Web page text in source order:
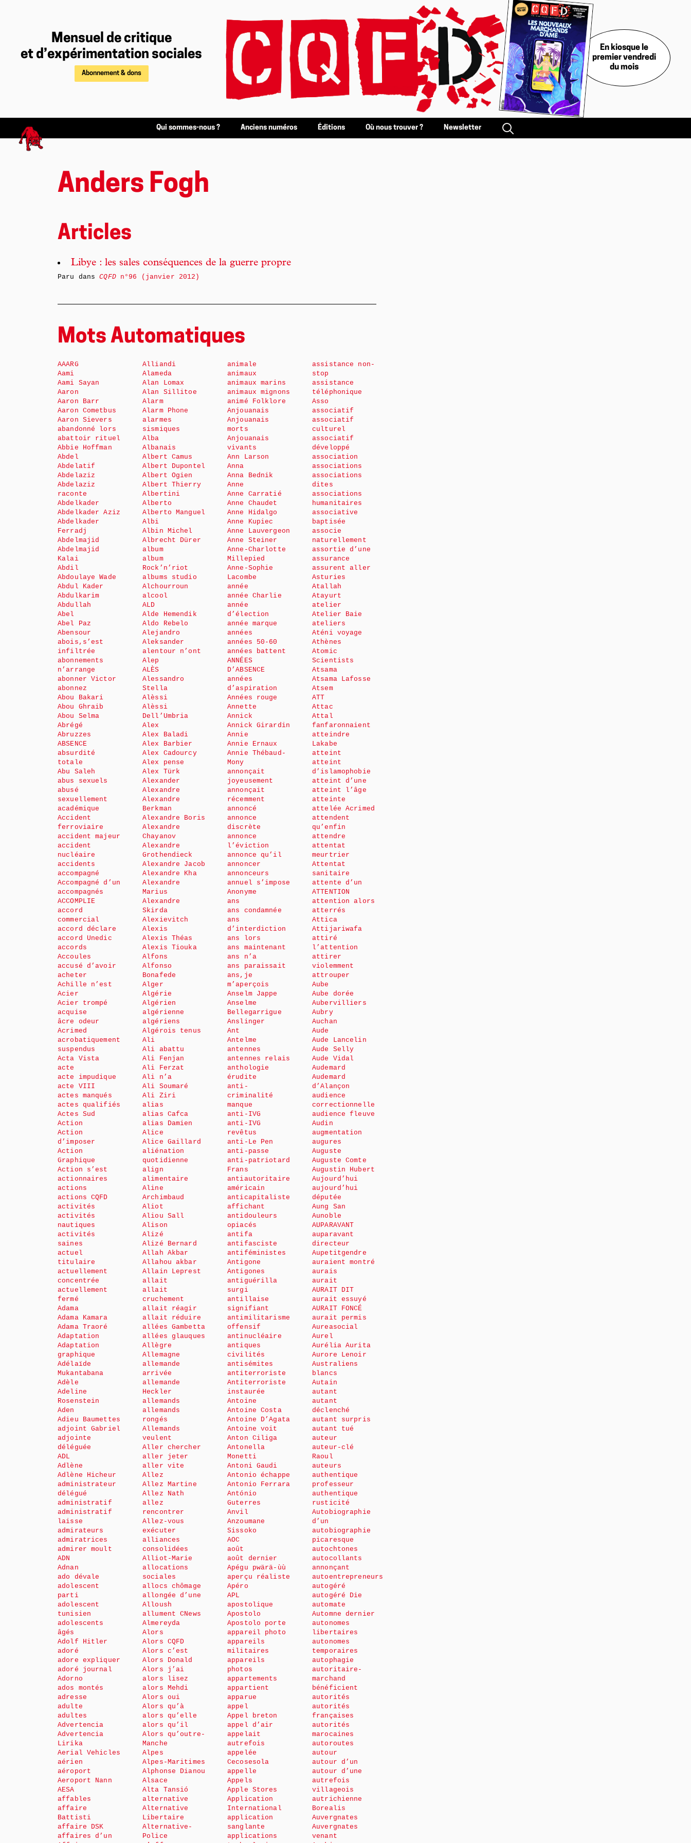
Mensuel de critique
et d’expérimentation sociales
Abonnement & dons
En kiosque le
premier vendredi
du mois
Qui sommes-nous ? Anciens numéros Éditions Où nous trouver ? Newsletter
Anders Fogh
Articles
Libye : les sales conséquences de la guerre propre
Paru dansCQFDn°96 (janvier 2012)
Mots Automatiques
AAARG
Aami
Aami Sayan
Aaron
Aaron Barr
Aaron Cometbus
Aaron Sievers
abandonné lors
abattoir rituel
Abbie Hoffman
Abdel
Abdelatif
Abdelaziz
Abdelaziz
raconte
Abdelkader
Abdelkader Aziz
Abdelkader
Ferradj
Abdelmajid
Abdelmajid
Kalai
Abdil
Abdoulaye Wade
Abdul Kader
Abdulkarim
Abdullah
Abel
Abel Paz
Abensour
abois,s’est
infiltrée
abonnements
n’arrange
abonner Victor
abonnez
Abou Bakari
Abou Ghraib
Abou Selma
Abrégé
Abruzzes
ABSENCE
absurdité
totale
Abu Saleh
abus sexuels
abusé
sexuellement
académique
Accident
ferroviaire
accident majeur
accident
nucléaire
accidents
accompagné
Accompagné d’un
accompagnés
ACCOMPLIE
accord
commercial
accord déclare
accord Unedic
accords
Accoules
accusé d’avoir
acheter
Achille n’est
Acier
Acier trompé
acquise
âcre odeur
Acrimed
acrobatiquement
suspendus
Acta Vista
acte
acte impudique
acte VIII
actes manqués
actes qualifiés
Actes Sud
Action
Action
d’imposer
Action
Graphique
Action s’est
actionnaires
actions
actions CQFD
activités
activités
nautiques
activités
saines
actuel
titulaire
actuellement
concentrée
actuellement
fermé
Adama
Adama Kamara
Adama Traoré
Adaptation
Adaptation
graphique
Adélaïde
Mukantabana
Adèle
Adeline
Rosenstein
Aden
Adieu Baumettes
adjoint Gabriel
adjointe
déléguée
ADL
Adlène
Adlène Hicheur
administrateur
délégué
administratif
administratif
laisse
admirateurs
admiratrices
admirer moult
ADN
Adnan
ado dévale
adolescent
parti
adolescent
tunisien
adolescents
âgés
Adolf Hitler
adoré
adore expliquer
adoré journal
Adorno
ados montés
adresse
adulte
adultes
Advertencia
Advertencia
Lirika
Aerial Vehicles
aérien
aéroport
Aeroport Nann
AESA
affables
affaire
Battisti
affaire DSK
affaires d’un
Alliandi
Alameda
Alan Lomax
Alan Sillitoe
Alarm
Alarm Phone
alarmes
sismiques
Alba
Albanais
Albert Camus
Albert Dupontel
Albert Ogien
Albert Thierry
Albertini
Alberto
Alberto Manguel
Albi
Albin Michel
Albrecht Dürer
album
album
Rock’n’riot
albums studio
Alchourroun
alcool
ALD
Alde Hemendik
Aldo Rebelo
Alejandro
Aleksander
alentour n’ont
Alep
ALÈS
Alessandro
Stella
Alèssi
Alèssi
Dell’Umbria
Alex
Alex Baladi
Alex Barbier
Alex Cadourcy
Alex pense
Alex Türk
Alexander
Alexandre
Alexandre
Berkman
Alexandre Boris
Alexandre
Chayanov
Alexandre
Grothendieck
Alexandre Jacob
Alexandre Kha
Alexandre
Marius
Alexandre
Skirda
Alexievitch
Alexis
Alexis Théas
Alexis Tiouka
Alfons
Alfonso
Bonafede
Alger
Algérie
Algérien
algérienne
algériens
Algérois tenus
Ali
Ali abattu
Ali Fenjan
Ali Ferzat
Ali n’a
Ali Soumaré
Ali Ziri
alias
alias Cafca
alias Damien
Alice
Alice Gaillard
aliénation
quotidienne
align
alimentaire
Aline
Archimbaud
Aliot
Aliou Sall
Alison
Alizé
Alizé Bernard
Allah Akbar
Allahou akbar
Allain Leprest
allait
allait
cruchement
allait réagir
allait réduire
allées Gambetta
allées glauques
Allègre
Allemagne
allemande
arrivée
allemande
Heckler
allemands
allemands
rongés
Allemands
veulent
Aller chercher
aller jeter
aller vite
Allez
Allez Martine
Allez Nath
allez
rencontrer
Allez-vous
exécuter
alliances
consolidées
Alliot-Marie
allocations
sociales
allocs chômage
allongée d’une
Alloush
allument CNews
Almereyda
Alors
Alors CQFD
Alors c’est
Alors Donald
Alors j’ai
alors lisez
alors Mehdi
Alors oui
Alors qu’à
alors qu’elle
alors qu’il
Alors qu’outre-
Manche
Alpes
Alpes-Maritimes
Alphonse Dianou
Alsace
Alta Tansió
alternative
Alternative
Libertaire
Alternative-
Police
animale
animaux
animaux marins
animaux mignons
animé Folklore
Anjouanais
Anjouanais
morts
Anjouanais
vivants
Ann Larson
Anna
Anna Bednik
Anne
Anne Carratié
Anne Chaudet
Anne Hidalgo
Anne Kupiec
Anne Lauvergeon
Anne Steiner
Anne-Charlotte
Millepied
Anne-Sophie
Lacombe
année
année Charlie
année
d’élection
année marque
années
années 50-60
années battent
ANNÉES
D’ABSENCE
années
d’aspiration
Années rouge
Annette
Annick
Annick Girardin
Annie
Annie Ernaux
Annie Thébaud-
Mony
annonçait
joyeusement
annonçait
récemment
annoncé
annonce
discrète
annonce
l’éviction
annonce qu’il
annoncer
annonceurs
annuel s’impose
Anonyme
ans
ans condamnée
ans
d’interdiction
ans lors
ans maintenant
ans n’a
ans paraissait
ans,je
m’aperçois
Anselm Jappe
Anselme
Bellegarrigue
Anslinger
Ant
Antelme
antennes
antennes relais
anthologie
érudite
anti-
criminalité
manque
anti-IVG
anti-IVG
revêtus
anti-Le Pen
anti-passe
anti-patriotard
Frans
antiautoritaire
américain
anticapitaliste
affichant
antidouleurs
opiacés
antifa
antifasciste
antiféministes
Antigone
Antigones
antiguérilla
surgi
antillaise
signifiant
antimilitarisme
offensif
antinucléaire
antiques
civilités
antisémites
antiterroriste
Antiterroriste
instaurée
Antoine
Antoine Costa
Antoine D’Agata
Antoine voit
Anton Ciliga
Antonella
Monetti
Antoni Gaudi
Antonio échappe
Antonio Ferrara
António
Guterres
Anvil
Anzoumane
Sissoko
AOC
août
août dernier
Apégu pwärä-ùù
aperçu réaliste
Apéro
APL
apostolique
Apostolo
Apostolo porte
appareil photo
appareils
militaires
appareils
photos
appartements
appartient
apparue
appel
Appel breton
appel d’air
appelait
autrefois
appelée
Cecosesola
appelle
Appels
Apple Stores
Application
International
application
sanglante
applications
assistance non-
stop
assistance
téléphonique
Asso
associatif
associatif
culturel
associatif
développé
association
associations
associations
dites
associations
humanitaires
associative
baptisée
associe
naturellement
assortie d’une
assurance
assurent aller
Asturies
Atallah
Atayurt
atelier
Atelier Baie
ateliers
Aténi voyage
Athènes
Atomic
Scientists
Atsama
Atsama Lafosse
Atsem
ATT
Attac
Attal
fanfaronnaient
atteindre
Lakabe
atteint
atteint
d’islamophobie
atteint d’une
atteint l’âge
atteinte
attelée Acrimed
attendent
qu’enfin
attendre
attentat
meurtrier
Attentat
sanitaire
attente d’un
ATTENTION
attention alors
atterrés
Attica
Attijariwafa
attiré
l’attention
attirer
violemment
attrouper
Aube
Aube dorée
Aubervilliers
Aubry
Auchan
Aude
Aude Lancelin
Aude Selly
Aude Vidal
Audemard
Audemard
d’Alançon
audience
correctionnelle
audience fleuve
Audin
augmentation
augures
Auguste
Auguste Comte
Augustin Hubert
Aujourd’hui
aujourd’hui
députée
Aung San
Aunoble
AUPARAVANT
auparavant
directeur
Aupetitgendre
auraient montré
aurais
aurait
AURAIT DIT
aurait essuyé
AURAIT FONCÉ
aurait permis
Aureasocial
Aurel
Aurélia Aurita
Aurore Lenoir
Australiens
blancs
Autain
autant
autant
déclenché
autant surpris
autant tué
auteur
auteur-clé
Raoul
auteurs
authentique
professeur
authentique
rusticité
Autobiographie
d’un
autobiographie
picaresque
autochtones
autocollants
annonçant
autoentrepreneurs
autogéré
autogéré Die
automate
Automne dernier
autonomes
libertaires
autonomes
temporaires
autophagie
autoritaire-
marchand
bénéficient
autorités
autorités
françaises
autorités
marocaines
autoroutes
autour
autour d’un
autour d’une
autrefois
villageois
autrichienne
Borealis
Auvergnates
Auvergnates
venant